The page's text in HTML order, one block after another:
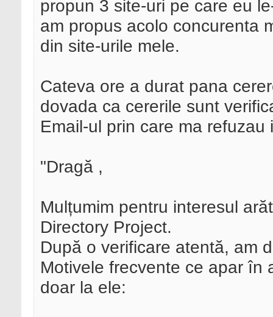
propun 3 site-uri pe care eu
am propus acolo concurenta
din site-urile mele.
Cateva ore a durat pana
dovada ca cererile sunt
Email-ul prin care ma
"Dragă ,
Mulțumim pentru interesul
Directory Project.
După o verificare atentă, am
Motivele frecvente ce apar în
doar la ele: